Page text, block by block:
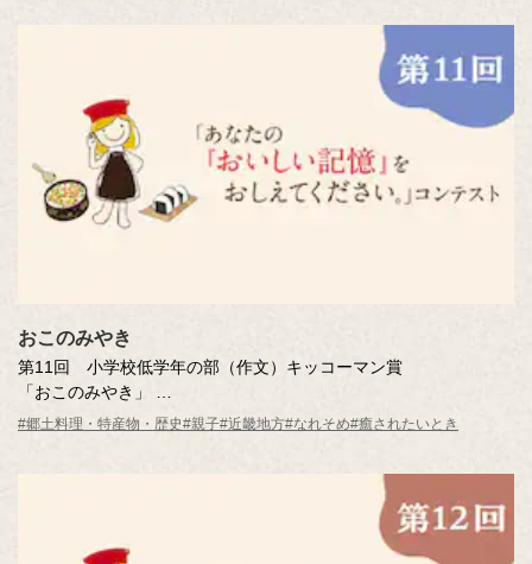
おこのみやき
第11回 小学校低学年の部（作文）キッコーマン賞
「おこのみやき」
大恵 朱実さん（兵庫県・9歳） 西宮市立南甲子園小学校 3年
#郷土料理・特産物・歴史#親子#近畿地方#なれそめ#癒されたいとき